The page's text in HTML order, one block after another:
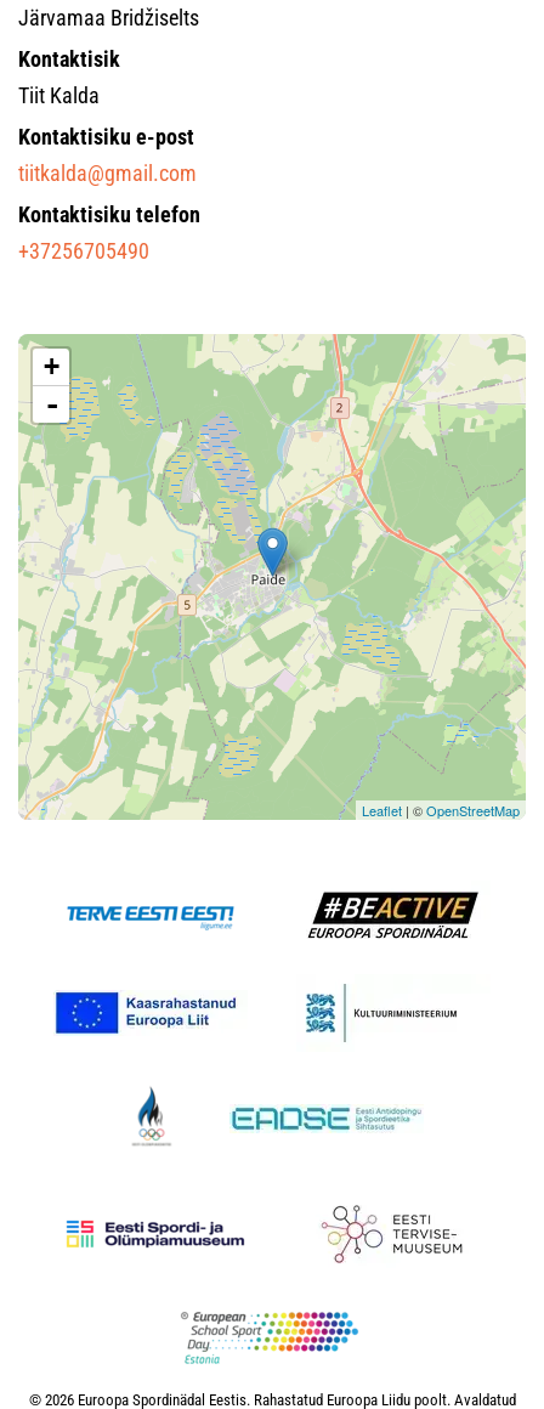
Järvamaa Bridžiselts
Kontaktisik
Tiit Kalda
Kontaktisiku e-post
tiitkalda@gmail.com
Kontaktisiku telefon
+37256705490
+
-
Leaflet | ©OpenStreetMap
© 2026 Euroopa Spordinädal Eestis. Rahastatud Euroopa Liidu poolt. Avaldatud